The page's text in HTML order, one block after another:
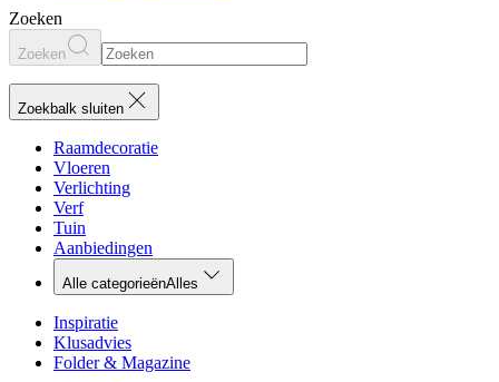
Zoeken
Zoeken
Zoekbalk sluiten
Raamdecoratie
Vloeren
Verlichting
Verf
Tuin
Aanbiedingen
Alle categorieënAlles
Inspiratie
Klusadvies
Folder & Magazine